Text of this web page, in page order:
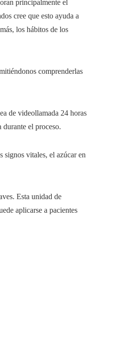
principalmente el
cree que esto ayuda a
los hábitos de los
comprenderlas
de videollamada 24 horas
el proceso.
signos vitales, el azúcar en
Esta unidad de
aplicarse a pacientes